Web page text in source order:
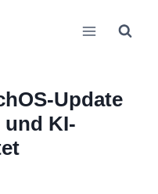
Update
und KI-